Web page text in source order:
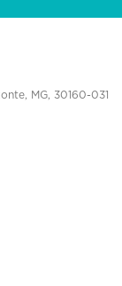
MG, 30160-031